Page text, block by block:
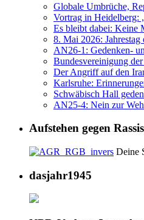
Globale Umbrüche,
Vortrag in Heidelberg:
Es bleibt dabei: Keine
8. Mai 2026:
AN26-1: Gedenken-
Bundesvereinigung
Der Angriff auf den
Karlsruhe:
Schwäbisch Hall
AN25-4: Nein zur
Aufstehen gegen
Deine
dasjahr1945